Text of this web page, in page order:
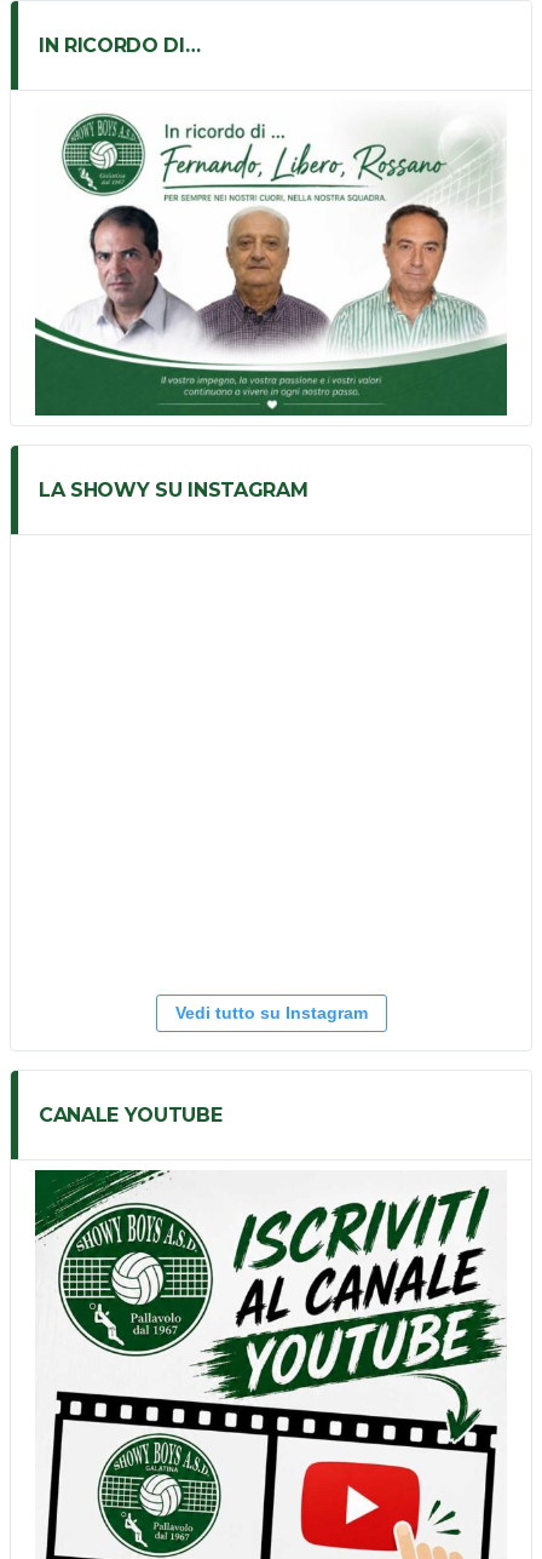
IN RICORDO DI…
LA SHOWY SU INSTAGRAM
Vedi tutto su Instagram
CANALE YOUTUBE